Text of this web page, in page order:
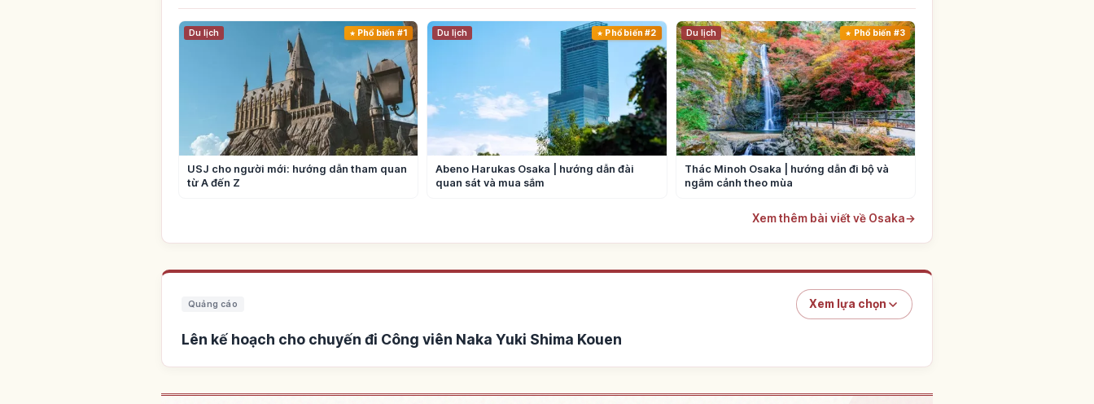
Du lịch Phổ biến #1
USJ cho người mới: hướng dẫn tham quan
từ A đến Z
Du lịch Phổ biến #2
Abeno Harukas Osaka | hướng dẫn đài
quan sát và mua sắm
Du lịch Phổ biến #3
Thác Minoh Osaka | hướng dẫn đi bộ và
ngắm cảnh theo mùa
Xem thêm bài viết về Osaka→
Quảng cáo Xem lựa chọn
Lên kế hoạch cho chuyến đi Công viên Naka Yuki Shima Kouen